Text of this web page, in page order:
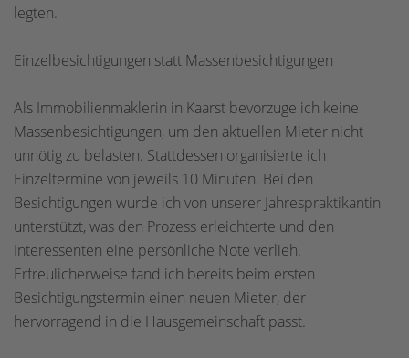
legten.
Einzelbesichtigungen statt Massenbesichtigungen
Als Immobilienmaklerin in Kaarst bevorzuge ich keine
Massenbesichtigungen, um den aktuellen Mieter nicht
unnötig zu belasten. Stattdessen organisierte ich
Einzeltermine von jeweils 10 Minuten. Bei den
Besichtigungen wurde ich von unserer Jahrespraktikantin
unterstützt, was den Prozess erleichterte und den
Interessenten eine persönliche Note verlieh.
Erfreulicherweise fand ich bereits beim ersten
Besichtigungstermin einen neuen Mieter, der
hervorragend in die Hausgemeinschaft passt.